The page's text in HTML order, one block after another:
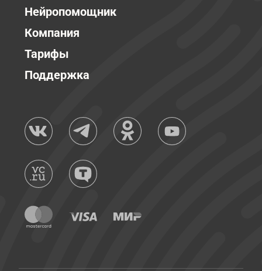
Нейропомощник
Компания
Тарифы
Поддержка